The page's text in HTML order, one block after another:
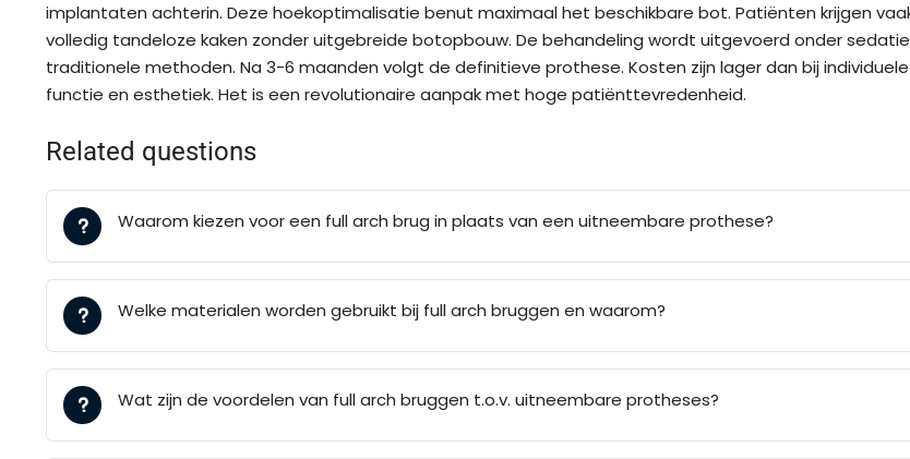
implantaten achterin. Deze hoekoptimalisatie benut maximaal het beschikbare bot. Patiënten krijgen
volledig tandeloze kaken zonder uitgebreide botopbouw. De behandeling wordt uitgevoerd onder
traditionele methoden. Na 3-6 maanden volgt de definitieve prothese. Kosten zijn lager dan bij
functie en esthetiek. Het is een revolutionaire aanpak met hoge patiënttevredenheid.
Related questions
Waarom kiezen voor een full arch brug in plaats van een uitneembare prothese?
Welke materialen worden gebruikt bij full arch bruggen en waarom?
Wat zijn de voordelen van full arch bruggen t.o.v. uitneembare protheses?